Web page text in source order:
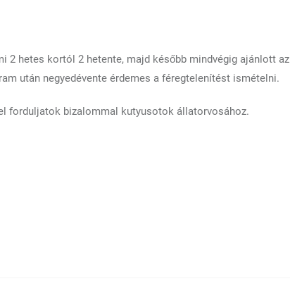
2 hetes kortól 2 hetente, majd később mindvégig ajánlott az
után negyedévente érdemes a féregtelenítést ismételni.
forduljatok bizalommal kutyusotok állatorvosához.